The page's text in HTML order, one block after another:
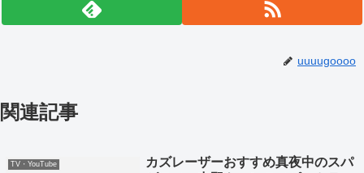
uuuugoooo
関連記事
TV・YouTube
カズレーザーおすすめ真夜中のスパ